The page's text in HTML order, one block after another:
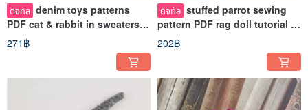
ดิจิทัล denim toys patterns
PDF cat & rabbit in sweaters
rag dolls tutorials in English
271฿
ดิจิทัล stuffed parrot sewing
pattern PDF rag doll tutorial in
English DIGITAL Download
202฿